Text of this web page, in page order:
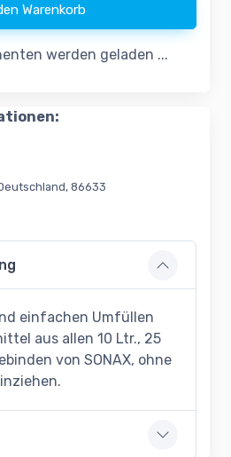
Warenkorb
werden geladen ...
86633
einfachen Umfüllen
aus allen 10 Ltr., 25
von SONAX, ohne